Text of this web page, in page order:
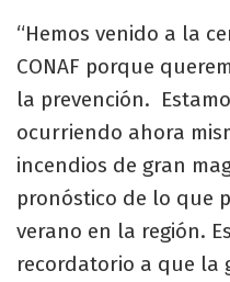
“Hemos venido a la
CONAF porque
la prevención.
ocurriendo ahora
incendios de gran
pronóstico de lo que
verano en la región.
recordatorio a que la